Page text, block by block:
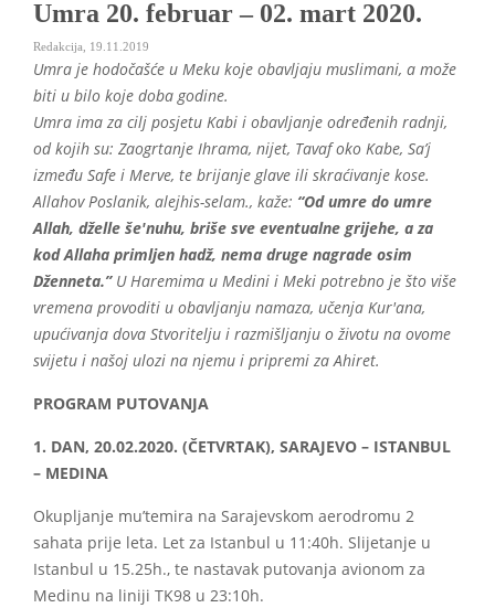
Umra 20. februar – 02. mart 2020.
Redakcija 19.11.2019
Umra je hodočašće u Meku koje obavljaju muslimani, a može
biti u bilo koje doba godine.
Umra ima za cilj posjetu Kabi i obavljanje određenih radnji,
od kojih su: Zaogrtanje Ihrama, nijet, Tavaf oko Kabe, Sa’j
između Safe i Merve, te brijanje glave ili skraćivanje kose.
Allahov Poslanik, alejhis-selam., kaže: “Od umre do umre
Allah, dželle še'nuhu, briše sve eventualne grijehe, a za
kod Allaha primljen hadž, nema druge nagrade osim
Dženneta.”U Haremima u Medini i Meki potrebno je što više
vremena provoditi u obavljanju namaza, učenja Kur'ana,
upućivanja dova Stvoritelju i razmišljanju o životu na ovome
svijetu i našoj ulozi na njemu i pripremi za Ahiret.
PROGRAM PUTOVANJA
1. DAN, 20.02.2020. (ČETVRTAK), SARAJEVO – ISTANBUL
– MEDINA
Okupljanje mu’temira na Sarajevskom aerodromu 2
sahata prije leta. Let za Istanbul u 11:40h. Slijetanje u
Istanbul u 15.25h., te nastavak putovanja avionom za
Medinu na liniji TK98 u 23:10h.